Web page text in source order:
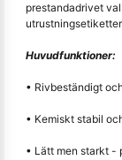
prestandadrivet
Huvudfunktioner:
• Rivbeständigt
• Kemiskt stabil
• Lätt men starkt -